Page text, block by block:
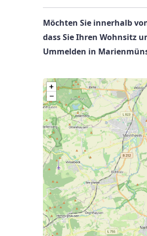
Möchten Sie innerhalb
dass Sie Ihren Wohnsitz
Ummelden in